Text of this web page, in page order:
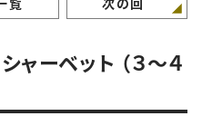
ャーベット （３～４